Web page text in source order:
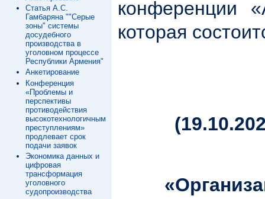
Статья А.С.
Гамбаряна ""Серые
зоны" системы
досудебного
производства в
уголовном процессе
Республики Армения"
Анкетирование
Конференция
«Проблемы и
перспективы
противодействия
высокотехнологичным
преступлениям»
продлевает срок
подачи заявок
Экономика данных и
цифровая
трансформация
уголовного
судопроизводства
конференции
которая